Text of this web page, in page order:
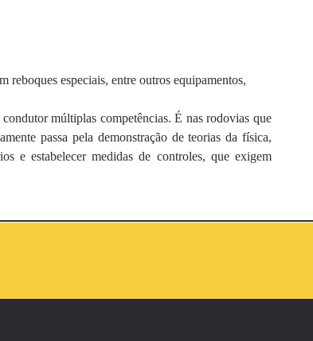
reboques especiais, entre outros equipamentos,
múltiplas competências. É nas rodovias que
passa pela demonstração de teorias da física,
e estabelecer medidas de controles, que exigem